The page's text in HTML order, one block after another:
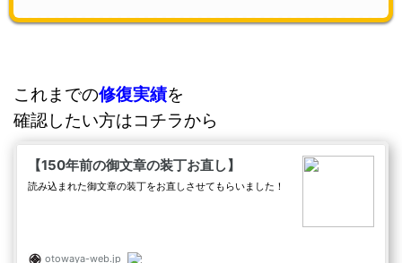
これまでの修復実績を
確認したい方はコチラから